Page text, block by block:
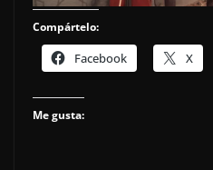
Compártelo:
Facebook X
Me gusta: